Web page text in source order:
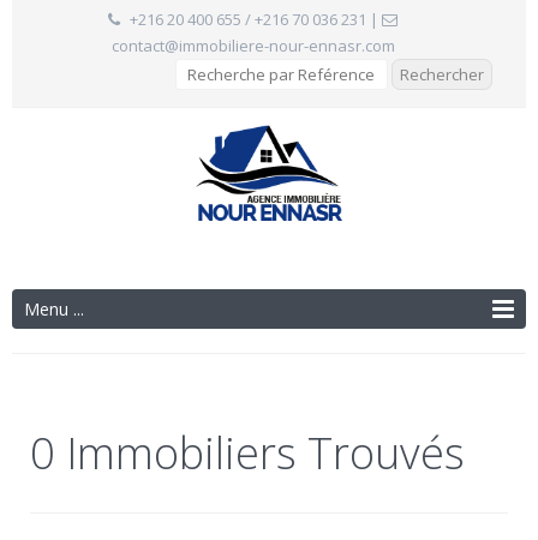
+216 20 400 655 / +216 70 036 231 |
contact@immobiliere-nour-ennasr.com
Menu ...
0 Immobiliers Trouvés